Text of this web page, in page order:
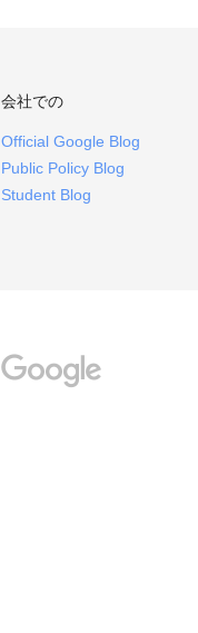
会社での
Official Google Blog
Public Policy Blog
Student Blog